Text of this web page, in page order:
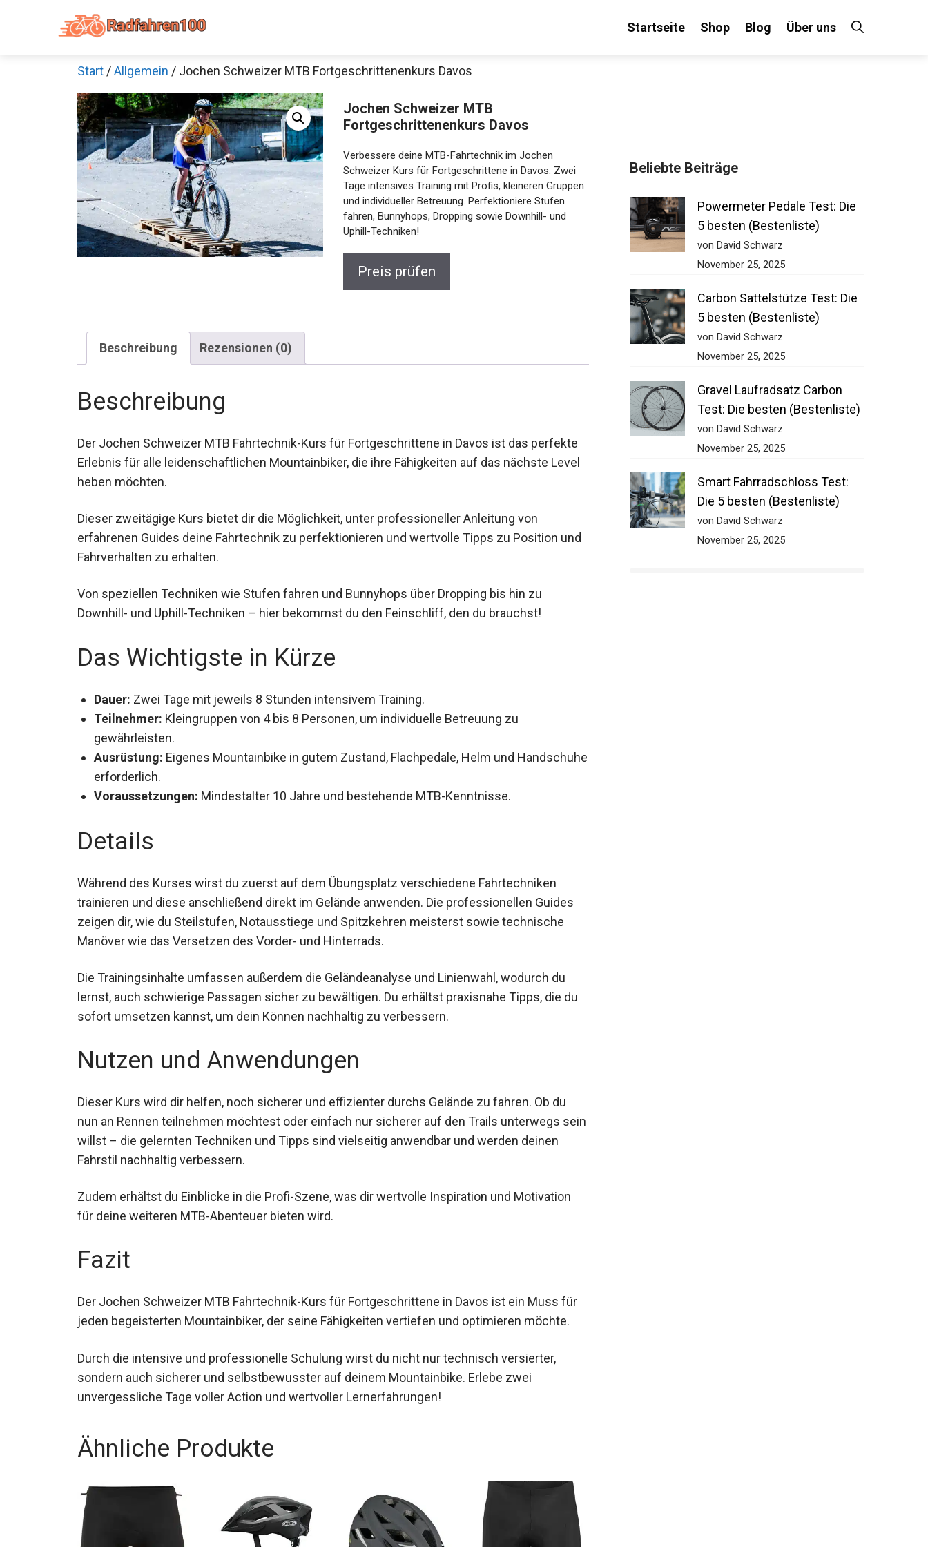
Startseite Shop Blog Über uns
Start /Allgemein / Jochen Schweizer MTB Fortgeschrittenenkurs Davos
Jochen Schweizer MTB
Fortgeschrittenenkurs Davos
Verbessere deine MTB-Fahrtechnik im Jochen
Schweizer Kurs für Fortgeschrittene in Davos. Zwei
Tage intensives Training mit Profis, kleineren Gruppen
und individueller Betreuung. Perfektioniere Stufen
fahren, Bunnyhops, Dropping sowie Downhill- und
Uphill-Techniken!
Preis prüfen
Beschreibung Rezensionen (0)
Beschreibung
Der Jochen Schweizer MTB Fahrtechnik-Kurs für Fortgeschrittene in Davos ist das perfekte
Erlebnis für alle leidenschaftlichen Mountainbiker, die ihre Fähigkeiten auf das nächste Level
heben möchten.
Dieser zweitägige Kurs bietet dir die Möglichkeit, unter professioneller Anleitung von
erfahrenen Guides deine Fahrtechnik zu perfektionieren und wertvolle Tipps zu Position und
Fahrverhalten zu erhalten.
Von speziellen Techniken wie Stufen fahren und Bunnyhops über Dropping bis hin zu
Downhill- und Uphill-Techniken – hier bekommst du den Feinschliff, den du brauchst!
Das Wichtigste in Kürze
Dauer: Zwei Tage mit jeweils 8 Stunden intensivem Training.
Teilnehmer: Kleingruppen von 4 bis 8 Personen, um individuelle Betreuung zu
gewährleisten.
Ausrüstung: Eigenes Mountainbike in gutem Zustand, Flachpedale, Helm und
Handschuhe erforderlich.
Voraussetzungen: Mindestalter 10 Jahre und bestehende MTB-Kenntnisse.
Details
Während des Kurses wirst du zuerst auf dem Übungsplatz verschiedene Fahrtechniken
trainieren und diese anschließend direkt im Gelände anwenden. Die professionellen Guides
zeigen dir, wie du Steilstufen, Notausstiege und Spitzkehren meisterst sowie technische
Manöver wie das Versetzen des Vorder- und Hinterrads.
Die Trainingsinhalte umfassen außerdem die Geländeanalyse und Linienwahl, wodurch du
lernst, auch schwierige Passagen sicher zu bewältigen. Du erhältst praxisnahe Tipps, die du
sofort umsetzen kannst, um dein Können nachhaltig zu verbessern.
Nutzen und Anwendungen
Dieser Kurs wird dir helfen, noch sicherer und effizienter durchs Gelände zu fahren. Ob du
nun an Rennen teilnehmen möchtest oder einfach nur sicherer auf den Trails unterwegs
sein willst – die gelernten Techniken und Tipps sind vielseitig anwendbar und werden
deinen Fahrstil nachhaltig verbessern.
Zudem erhältst du Einblicke in die Profi-Szene, was dir wertvolle Inspiration und Motivation
für deine weiteren MTB-Abenteuer bieten wird.
Fazit
Der Jochen Schweizer MTB Fahrtechnik-Kurs für Fortgeschrittene in Davos ist ein Muss für
jeden begeisterten Mountainbiker, der seine Fähigkeiten vertiefen und optimieren möchte.
Durch die intensive und professionelle Schulung wirst du nicht nur technisch versierter,
sondern auch sicherer und selbstbewusster auf deinem Mountainbike. Erlebe zwei
unvergessliche Tage voller Action und wertvoller Lernerfahrungen!
Ähnliche Produkte
Beliebte Beiträge
Powermeter Pedale Test: Die
5 besten (Bestenliste)
von David Schwarz
November 25, 2025
Carbon Sattelstütze Test: Die
5 besten (Bestenliste)
von David Schwarz
November 25, 2025
Gravel Laufradsatz Carbon
Test: Die besten (Bestenliste)
von David Schwarz
November 25, 2025
Smart Fahrradschloss Test:
Die 5 besten (Bestenliste)
von David Schwarz
November 25, 2025
Jetzt anschauen